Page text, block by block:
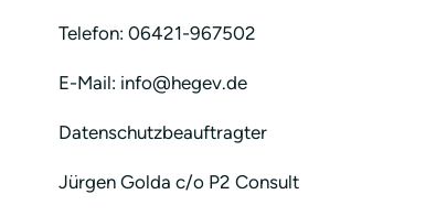
Telefon: 06421-967502
E-Mail: info@hegev.de
Datenschutzbeauftragter
Jürgen Golda c/o P2 Consult